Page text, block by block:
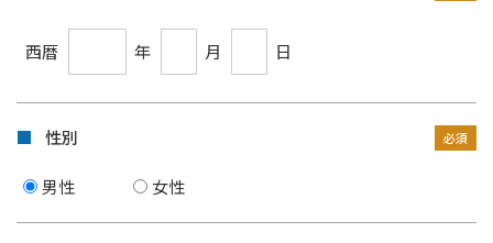
西暦 年 月 日
性別
男性 女性